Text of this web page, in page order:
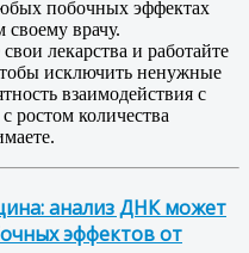
побочных эффектах
своему врачу.
лекарства и работайте
исключить ненужные
взаимодействия с
ростом количества
анализ ДНК может
эффектов от